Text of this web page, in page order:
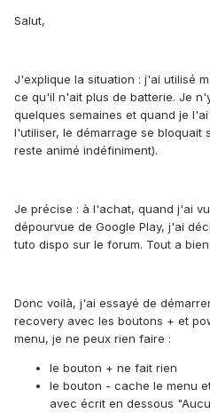
Salut,
J'explique la situation : j'ai utilisé
ce qu'il n'ait plus de batterie. Je
quelques semaines et quand je
l'utiliser, le démarrage se bloquait
reste animé indéfiniment).
Je précise : à l'achat, quand j'ai
dépourvue de Google Play, j'ai
tuto dispo sur le forum. Tout a
Donc voilà, j'ai essayé de
recovery avec les boutons + et
menu, je ne peux rien faire :
le bouton + ne fait rien
le bouton - cache le menu
avec écrit en dessous